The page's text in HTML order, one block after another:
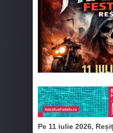
Pe 11 iulie 2026,